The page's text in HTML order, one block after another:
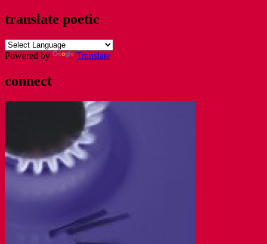
translate poetic
Powered by Translate
connect